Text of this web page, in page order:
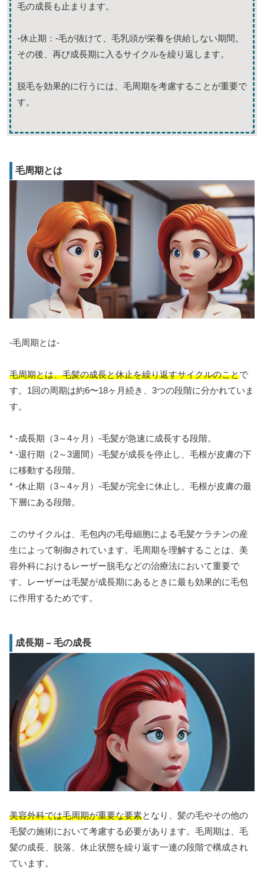
毛の成長も止まります。
-休止期：-毛が抜けて、毛乳頭が栄養を供給しない期間。
その後、再び成長期に入るサイクルを繰り返します。
脱毛を効果的に行うには、毛周期を考慮することが重要で
す。
毛周期とは
-毛周期とは-
毛周期とは、毛髪の成長と休止を繰り返すサイクルのことで
す。1回の周期は約6〜18ヶ月続き、3つの段階に分かれていま
す。
* -成長期（3～4ヶ月）-毛髪が急速に成長する段階。
* -退行期（2～3週間）-毛髪が成長を停止し、毛根が皮膚の下
に移動する段階。
* -休止期（3～4ヶ月）-毛髪が完全に休止し、毛根が皮膚の最
下層にある段階。
このサイクルは、毛包内の毛母細胞による毛髪ケラチンの産
生によって制御されています。毛周期を理解することは、美
容外科におけるレーザー脱毛などの治療法において重要で
す。レーザーは毛髪が成長期にあるときに最も効果的に毛包
に作用するためです。
成長期 – 毛の成長
美容外科では毛周期が重要な要素となり、髪の毛やその他の
毛髪の施術において考慮する必要があります。毛周期は、毛
髪の成長、脱落、休止状態を繰り返す一連の段階で構成され
ています。